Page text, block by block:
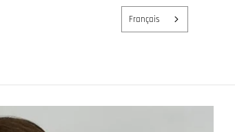
Français